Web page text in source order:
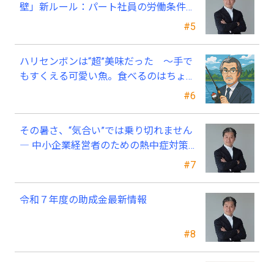
#5
壁」新ルール：パート社員の労働条件通
#6
ハリセンボンは“超”美味だった ～手で
もすくえる可愛い魚。食べるのはちょっ
#7
その暑さ、“気合い”では乗り切れません
― 中小企業経営者のための熱中症対策
#8
令和７年度の助成金最新情報